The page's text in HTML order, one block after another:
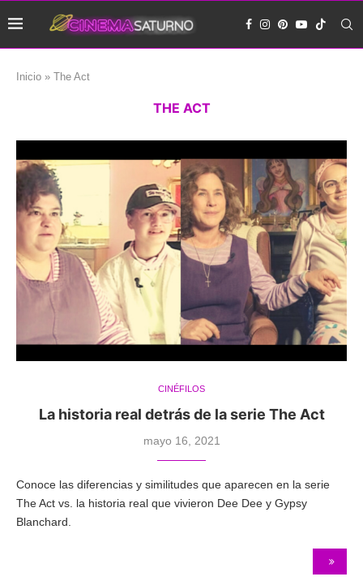
Inicio » The Act
THE ACT
CINÉFILOS
La historia real detrás de la serie The Act
mayo 16, 2021
Conoce las diferencias y similitudes que aparecen en la serie
The Act vs. la historia real que vivieron Dee Dee y Gypsy
Blanchard.